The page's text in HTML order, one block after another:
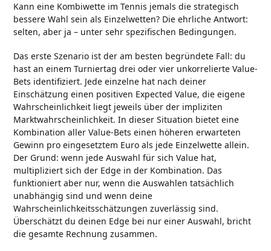
Kann eine Kombiwette im Tennis jemals die strategisch
bessere Wahl sein als Einzelwetten? Die ehrliche Antwort:
selten, aber ja – unter sehr spezifischen Bedingungen.
Das erste Szenario ist der am besten begründete Fall: du
hast an einem Turniertag drei oder vier unkorrelierte Value-
Bets identifiziert. Jede einzelne hat nach deiner
Einschätzung einen positiven Expected Value, die eigene
Wahrscheinlichkeit liegt jeweils über der impliziten
Marktwahrscheinlichkeit. In dieser Situation bietet eine
Kombination aller Value-Bets einen höheren erwarteten
Gewinn pro eingesetztem Euro als jede Einzelwette allein.
Der Grund: wenn jede Auswahl für sich Value hat,
multipliziert sich der Edge in der Kombination. Das
funktioniert aber nur, wenn die Auswahlen tatsächlich
unabhängig sind und wenn deine
Wahrscheinlichkeitsschätzungen zuverlässig sind.
Überschätzt du deinen Edge bei nur einer Auswahl, bricht
die gesamte Rechnung zusammen.